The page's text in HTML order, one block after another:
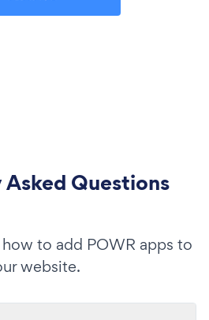
Questions
to add POWR apps to
website.